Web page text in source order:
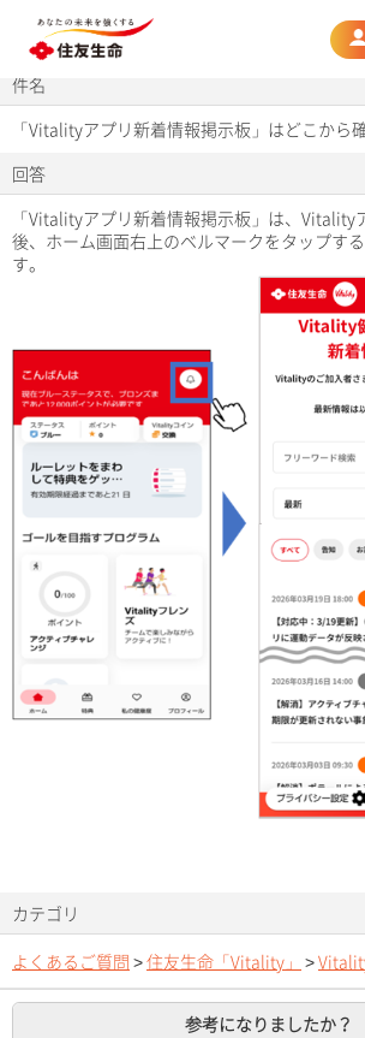
よくあるご質問
件名
「Vitalityアプリ新着情報掲示板」はどこから
回答
「Vitalityアプリ新着情報掲示板」は、Vitality
後、ホーム画面右上のベルマークをタップす
す。
カテゴリ
よくあるご質問 >住友生命「Vitality」 >
参考になりましたか？